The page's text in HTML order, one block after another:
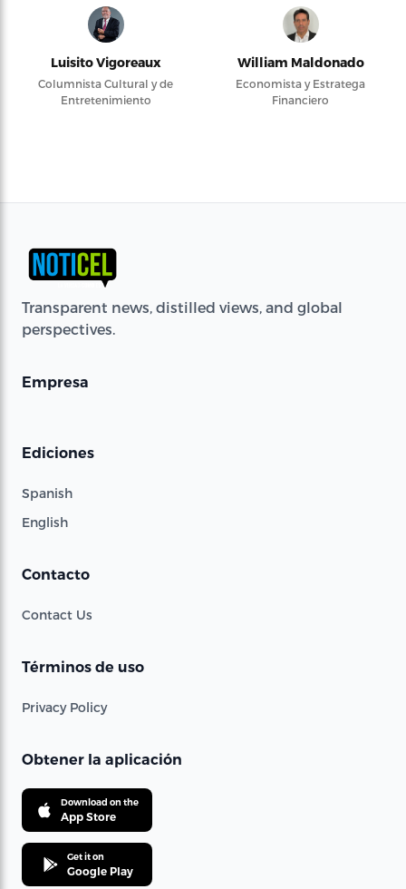
Luisito Vigoreaux
Columnista Cultural y de
Entretenimiento
William Maldonado
Economista y Estratega
Financiero
Transparent news, distilled views, and global
perspectives.
Empresa
Ediciones
Spanish
English
Contacto
Contact Us
Términos de uso
Privacy Policy
Obtener la aplicación
Download on the
App Store
Get it on
Google Play